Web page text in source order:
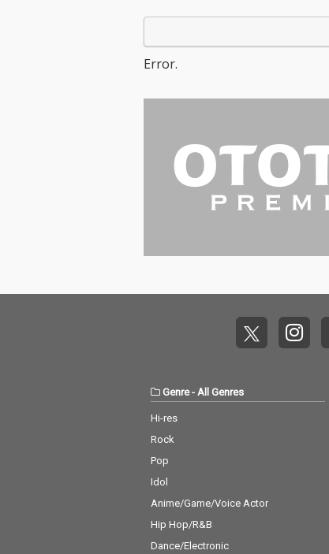
Error.
Genre- All Genres
Hi-res
Rock
Pop
Idol
Anime/Game/Voice Actor
Hip Hop/R&B
Dance/Electronic